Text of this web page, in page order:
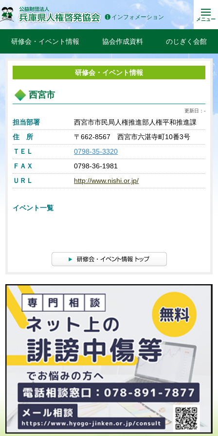
インフォメーション メニュー
研修会・イベント情報 協会作成資料 のじぎく会館
研修会・イベント情報
西宮市
更新日：-
担当部署
西宮市市民局人権推進部人権平和推進課
住 所
〒662-8567 西宮市六湛寺町10番3号
ＴＥＬ
0798-35-3320
ＦＡＸ
0798-36-1981
ＵＲＬ
http://www.nishi.or.jp/
イベント一覧